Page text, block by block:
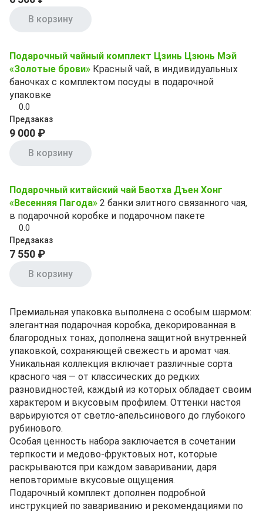
В корзину
Подарочный чайный комплект Цзинь Цзюнь Мэй
«Золотые брови» Красный чай, в индивидуальных
баночках с комплектом посуды в подарочной
упаковке
0.0
Предзаказ
9 000 ₽
В корзину
Подарочный китайский чай Баотха Дъен Хонг
«Весенняя Пагода» 2 банки элитного связанного чая,
в подарочной коробке и подарочном пакете
0.0
Предзаказ
7 550 ₽
В корзину
Премиальная упаковка выполнена с особым шармом:
элегантная подарочная коробка, декорированная в
благородных тонах, дополнена защитной внутренней
упаковкой, сохраняющей свежесть и аромат чая.
Уникальная коллекция включает различные сорта
красного чая — от классических до редких
разновидностей, каждый из которых обладает своим
характером и вкусовым профилем. Оттенки настоя
варьируются от светло-апельсинового до глубокого
рубинового.
Особая ценность набора заключается в сочетании
терпкости и медово-фруктовых нот, которые
раскрываются при каждом заваривании, даря
неповторимые вкусовые ощущения.
Подарочный комплект дополнен подробной
инструкцией по завариванию и рекомендациями по